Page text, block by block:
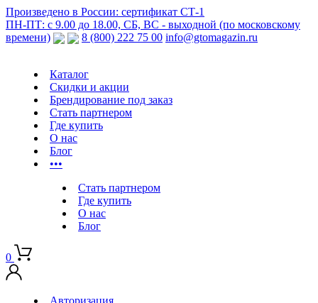
Произведено в России: сертификат СТ-1
ПН-ПТ: с 9.00 до 18.00, СБ, ВС - выходной (по московскому
времени)
8 (800) 222 75 00 info@gtomagazin.ru
Каталог
Скидки и акции
Брендирование под заказ
Стать партнером
Где купить
О нас
Блог
•••
Стать партнером
Где купить
О нас
Блог
0